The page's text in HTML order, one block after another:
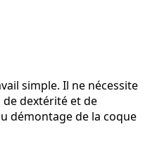
simple. Il ne nécessite
dextérité et de
démontage de la coque